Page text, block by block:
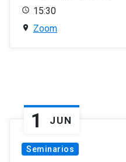
15:30
Zoom
1 JUN
Seminarios